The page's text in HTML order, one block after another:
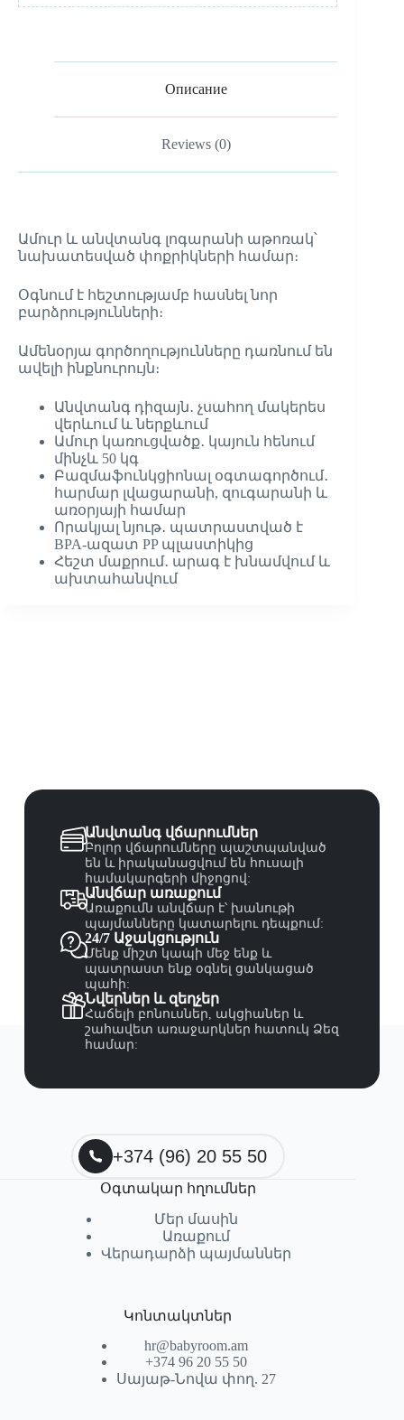
Описание
Reviews (0)
Ամուր և անվտանգ լոգարանի աթոռակ՝
նախատեսված փոքրիկների համար։
Օգնում է հեշտությամբ հասնել նոր
բարձրությունների։
Ամենօրյա գործողությունները դառնում են
ավելի ինքնուրույն։
Անվտանգ դիզայն․ չսահող մակերես
վերևում և ներքևում
Ամուր կառուցվածք․ կայուն հենում
մինչև 50 կգ
Բազմաֆունկցիոնալ օգտագործում․
հարմար լվացարանի, զուգարանի և
առօրյայի համար
Որակյալ նյութ․ պատրաստված է
BPA-ազատ PP պլաստիկից
Հեշտ մաքրում․ արագ է խնամվում և
ախտահանվում
Անվտանգ վճարումներ
Բոլոր վճարումները պաշտպանված
են և իրականացվում են հուսալի
համակարգերի միջոցով:
Անվճար առաքում
Առաքումն անվճար է՝ խանութի
պայմանները կատարելու դեպքում:
24/7 Աջակցություն
Մենք միշտ կապի մեջ ենք և
պատրաստ ենք օգնել ցանկացած
պահի:
Նվերներ և զեղչեր
Հաճելի բոնուսներ, ակցիաներ և
շահավետ առաջարկներ հատուկ Ձեզ
համար:
+374 (96) 20 55 50
Օգտակար հղումներ
Մեր մասին
Առաքում
Վերադարձի պայմաններ
Կոնտակտներ
hr@babyroom.am
+374 96 20 55 50
Սայաթ-Նովա փող. 27